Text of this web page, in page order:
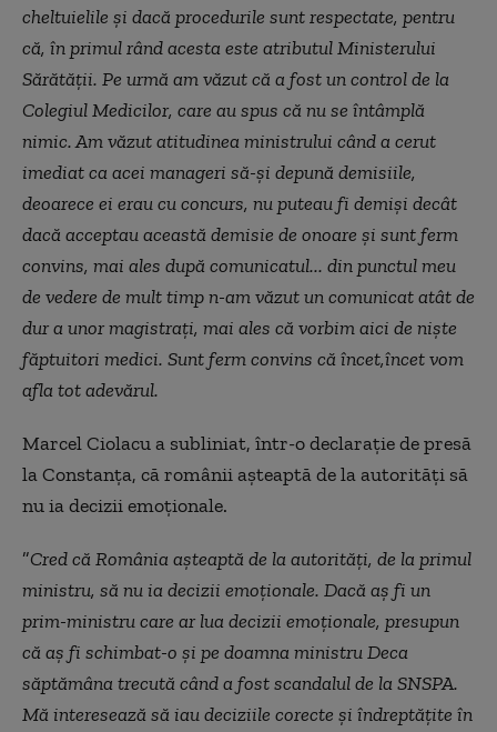
cheltuielile şi dacă procedurile sunt respectate, pentru
că, în primul rând acesta este atributul Ministerului
Sărătăţii. Pe urmă am văzut că a fost un control de la
Colegiul Medicilor, care au spus că nu se întâmplă
nimic. Am văzut atitudinea ministrului când a cerut
imediat ca acei manageri să-şi depună demisiile,
deoarece ei erau cu concurs, nu puteau fi demişi decât
dacă acceptau această demisie de onoare şi sunt ferm
convins, mai ales după comunicatul... din punctul meu
de vedere de mult timp n-am văzut un comunicat atât de
dur a unor magistraţi, mai ales că vorbim aici de nişte
făptuitori medici. Sunt ferm convins că încet,încet vom
afla tot adevărul.
Marcel Ciolacu a subliniat, într-o declarație de presă
la Constanța, că românii aşteaptă de la autorităţi să
nu ia decizii emoţionale.
”Cred că România aşteaptă de la autorităţi, de la primul
ministru, să nu ia decizii emoţionale. Dacă aş fi un
prim-ministru care ar lua decizii emoţionale, presupun
că aş fi schimbat-o şi pe doamna ministru Deca
săptămâna trecută când a fost scandalul de la SNSPA.
Mă interesează să iau deciziile corecte şi îndreptăţite în